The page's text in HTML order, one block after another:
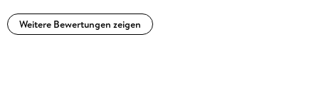
Und eben dieser Verlust bringt das ins Rollen, was schon
lange wackelte. Und lässt die Risse in ihren Leben deutlich
Weitere Bewertungen zeigen